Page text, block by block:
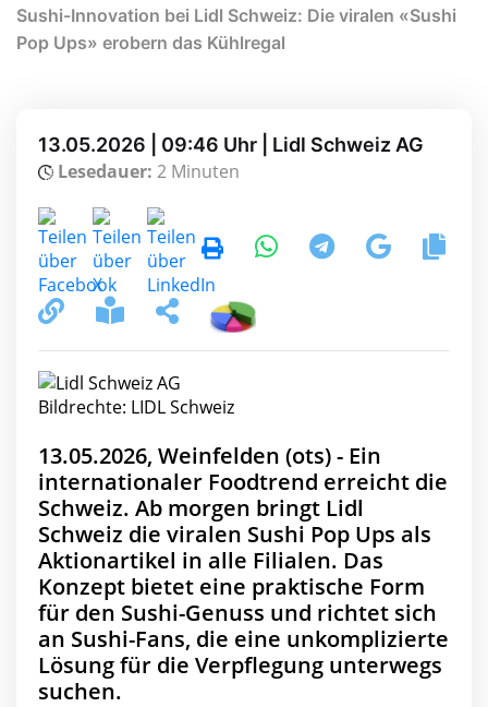
Sushi-Innovation bei Lidl Schweiz: Die viralen «Sushi
Pop Ups» erobern das Kühlregal
13.05.2026 | 09:46 Uhr | Lidl Schweiz AG
Lesedauer: 2 Minuten
Bildrechte: LIDL Schweiz
13.05.2026, Weinfelden (ots) - Ein
internationaler Foodtrend erreicht die
Schweiz. Ab morgen bringt Lidl
Schweiz die viralen Sushi Pop Ups als
Aktionartikel in alle Filialen. Das
Konzept bietet eine praktische Form
für den Sushi-Genuss und richtet sich
an Sushi-Fans, die eine unkomplizierte
Lösung für die Verpflegung unterwegs
suchen.